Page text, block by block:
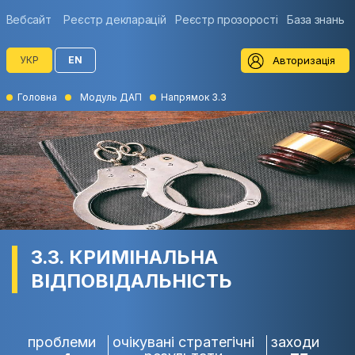
Вебсайт Реєстр декларацій Реєстр прозорості База знань
УКР EN Авторизація
Головна Модуль ДАП Напрямок 3.3
3.3. КРИМІНАЛЬНА
ВІДПОВІДАЛЬНІСТЬ
проблеми
очікувані стратегічні
заходи